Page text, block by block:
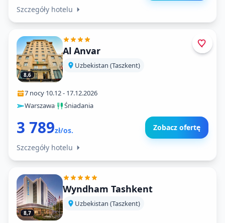
Szczegóły hotelu
8,6
Al Anvar
Uzbekistan (Taszkent)
7 nocy·10.12- 17.12.2026
Warszawa· Śniadania
3 789zł/os. Zobacz ofertę
Szczegóły hotelu
8,7
Wyndham Tashkent
Uzbekistan (Taszkent)